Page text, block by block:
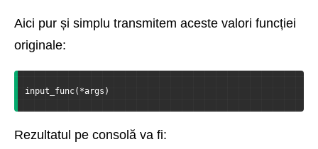
Aici pur și simplu transmitem aceste valori funcției
originale:
input_func(*args)
Rezultatul pe consolă va fi: